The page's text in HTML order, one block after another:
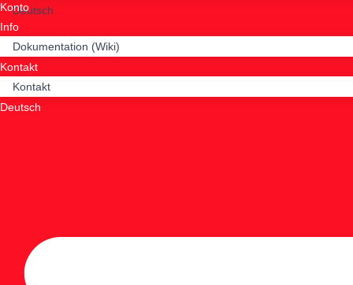
Deutsch
Konto
Info
Dokumentation (Wiki)
Kontakt
Kontakt
Deutsch